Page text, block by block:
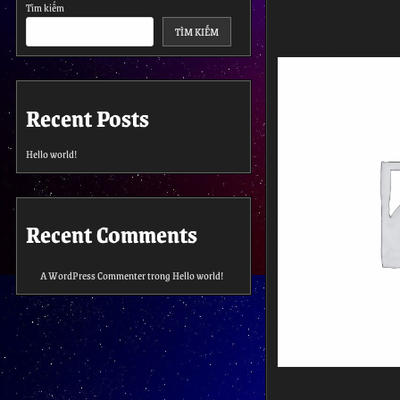
Tìm kiếm
TÌM KIẾM
Recent Posts
Hello world!
Recent Comments
A WordPress CommentertrongHello world!